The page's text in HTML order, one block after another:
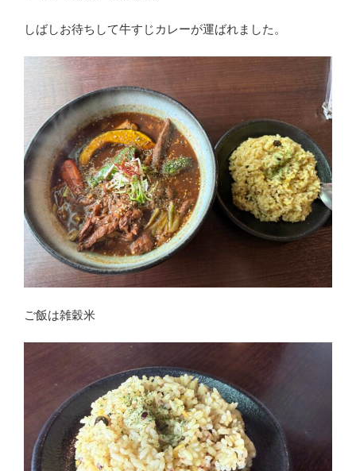
しばしお待ちして牛すじカレーが運ばれました。
ご飯は雑穀米